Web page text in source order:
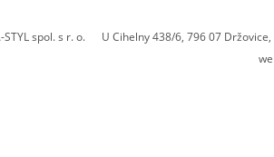
STYL spol. s r. o. U Cihelny 438/6, 796 07